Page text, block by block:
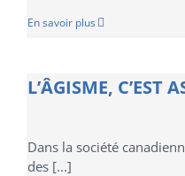
En savoir plus
L’ÂGISME, C’EST
Dans la société
des [...]